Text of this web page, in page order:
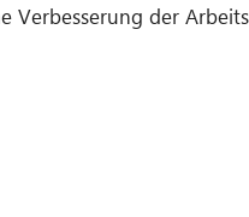
Verbesserung der